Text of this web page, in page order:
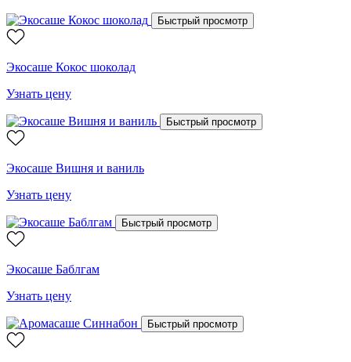
Быстрый просмотр
Экосаше Кокос шоколад
Узнать цену
Быстрый просмотр
Экосаше Вишня и ваниль
Узнать цену
Быстрый просмотр
Экосаше Баблгам
Узнать цену
Быстрый просмотр